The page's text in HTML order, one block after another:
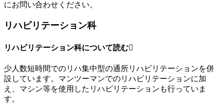
にお問い合わせください。
リハビリテーション科
リハビリテーション科について読む
少人数短時間でのリハ集中型の通所リハビリテーションを併
設しています。マンツーマンでのリハビリテーションに加
え、マシン等を使用したリハビリテーションも行っていま
す。